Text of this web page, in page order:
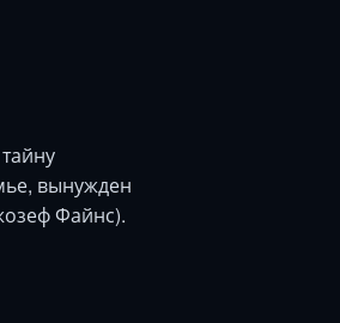
вынужден
Файнс).